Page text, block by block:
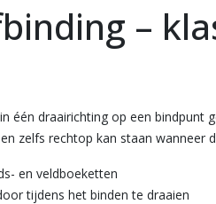
–
één draairichting op een bindpunt
zelfs rechtop kan staan wanneer
en veldboeketten
tijdens het binden te draaien